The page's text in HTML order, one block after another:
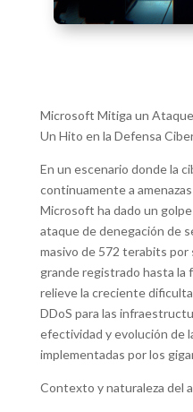
Microsoft Mitiga un
Un Hito en la Defensa
En un escenario donde la
continuamente a
Microsoft ha dado un
ataque de denegación de
masivo de 572 terabits por
grande registrado hasta la
relieve la creciente
DDoS para las
efectividad y evolución de
implementadas por los
Contexto y naturaleza del